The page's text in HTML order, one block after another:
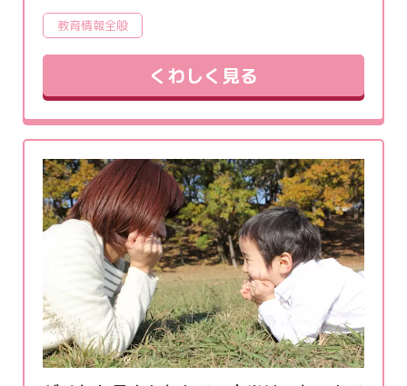
教育情報全般
くわしく見る